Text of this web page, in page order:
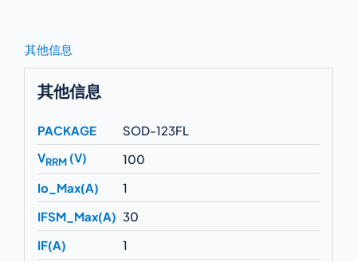
其他信息
其他信息
PACKAGE
SOD-123FL
VRRM(V)
100
Io_Max(A)
1
IFSM_Max(A) 30
IF(A)
1